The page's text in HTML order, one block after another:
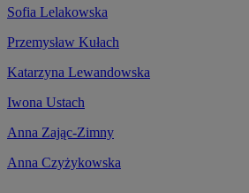
Sofia Lelakowska
Przemysław Kułach
Katarzyna Lewandowska
Iwona Ustach
Anna Zając-Zimny
Anna Czyżykowska